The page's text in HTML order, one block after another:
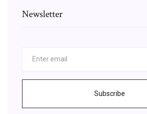
Newsletter
Subscribe